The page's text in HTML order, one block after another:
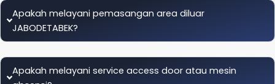
Apakah melayani pemasangan area diluar
JABODETABEK?
Apakah melayani service access door atau mesin